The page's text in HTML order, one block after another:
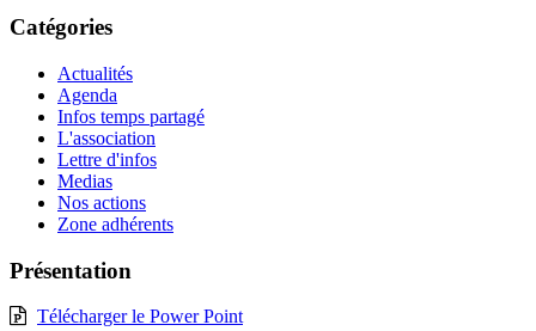
Catégories
Actualités
Agenda
Infos temps partagé
L'association
Lettre d'infos
Medias
Nos actions
Zone adhérents
Présentation
Télécharger le Power Point